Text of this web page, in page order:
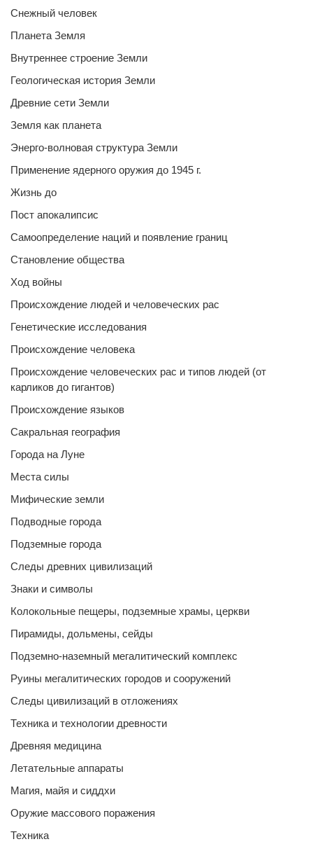
Снежный человек
Планета Земля
Внутреннее строение Земли
Геологическая история Земли
Древние сети Земли
Земля как планета
Энерго-волновая структура Земли
Применение ядерного оружия до 1945 г.
Жизнь до
Пост апокалипсис
Самоопределение наций и появление границ
Становление общества
Ход войны
Происхождение людей и человеческих рас
Генетические исследования
Происхождение человека
Происхождение человеческих рас и типов людей (от
карликов до гигантов)
Происхождение языков
Сакральная география
Города на Луне
Места силы
Мифические земли
Подводные города
Подземные города
Следы древних цивилизаций
Знаки и символы
Колокольные пещеры, подземные храмы, церкви
Пирамиды, дольмены, сейды
Подземно-наземный мегалитический комплекс
Руины мегалитических городов и сооружений
Следы цивилизаций в отложениях
Техника и технологии древности
Древняя медицина
Летательные аппараты
Магия, майя и сиддхи
Оружие массового поражения
Техника